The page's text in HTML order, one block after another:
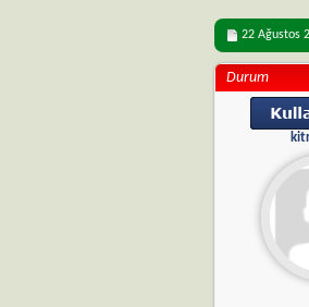
22 Ağustos
Durum